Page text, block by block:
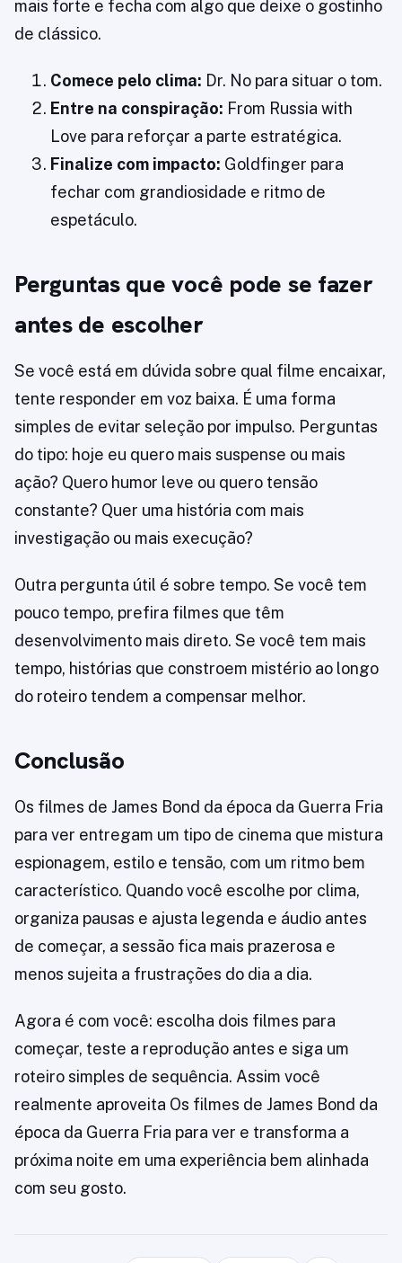
mais forte e fecha com algo que deixe o gostinho
de clássico.
Comece pelo clima: Dr. No para situar o tom.
Entre na conspiração: From Russia with
Love para reforçar a parte estratégica.
Finalize com impacto: Goldfinger para
fechar com grandiosidade e ritmo de
espetáculo.
Perguntas que você pode se fazer
antes de escolher
Se você está em dúvida sobre qual filme encaixar,
tente responder em voz baixa. É uma forma
simples de evitar seleção por impulso. Perguntas
do tipo: hoje eu quero mais suspense ou mais
ação? Quero humor leve ou quero tensão
constante? Quer uma história com mais
investigação ou mais execução?
Outra pergunta útil é sobre tempo. Se você tem
pouco tempo, prefira filmes que têm
desenvolvimento mais direto. Se você tem mais
tempo, histórias que constroem mistério ao longo
do roteiro tendem a compensar melhor.
Conclusão
Os filmes de James Bond da época da Guerra Fria
para ver entregam um tipo de cinema que mistura
espionagem, estilo e tensão, com um ritmo bem
característico. Quando você escolhe por clima,
organiza pausas e ajusta legenda e áudio antes
de começar, a sessão fica mais prazerosa e
menos sujeita a frustrações do dia a dia.
Agora é com você: escolha dois filmes para
começar, teste a reprodução antes e siga um
roteiro simples de sequência. Assim você
realmente aproveita Os filmes de James Bond da
época da Guerra Fria para ver e transforma a
próxima noite em uma experiência bem alinhada
com seu gosto.